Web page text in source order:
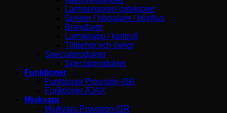
Larmsensorer/-detektorer
Sirener / högtalare / blixtljus
Brandlarm
Larmknapp / kontroll
Tillbehör och övrigt
Specialprodukter
Specialprodukter
Funktioner
Funktioner Provision-ISR
Funktioner AJAX
Mjukvara
Mjukvara Provision-ISR